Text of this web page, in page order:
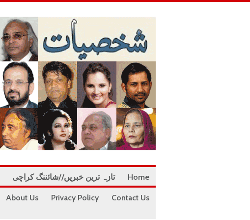
Home تازہ ترین خبریں//شائننگ کراچی
Contact Us
Privacy Policy
About Us